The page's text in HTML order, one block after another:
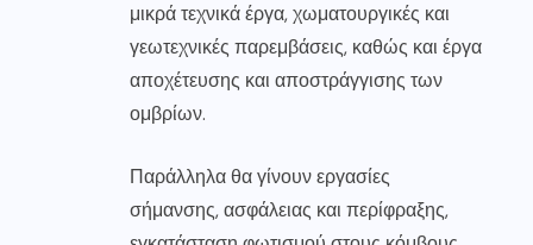
μικρά τεχνικά έργα, χωματουργικές και
γεωτεχνικές παρεμβάσεις, καθώς και έργα
αποχέτευσης και αποστράγγισης των
ομβρίων.
Παράλληλα θα γίνουν εργασίες
σήμανσης, ασφάλειας και περίφραξης,